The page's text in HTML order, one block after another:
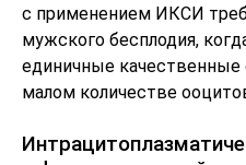
с применением ИКСИ
мужского бесплодия,
единичные
малом количестве